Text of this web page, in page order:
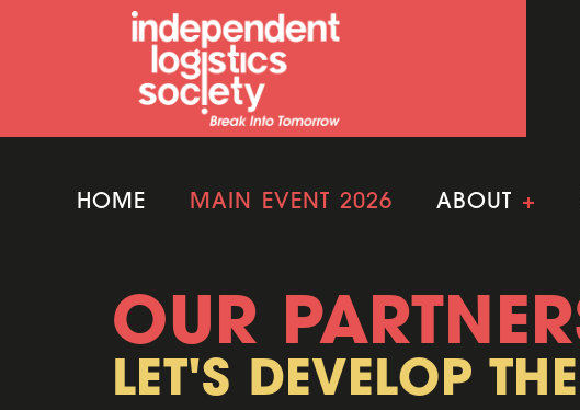
HOME MAIN EVENT 2026 ABOUT +
OUR
LET'S DEVELOP